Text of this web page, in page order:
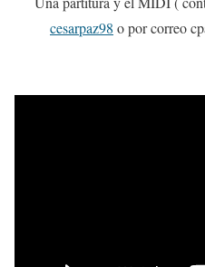
cesarpaz98 o por correo